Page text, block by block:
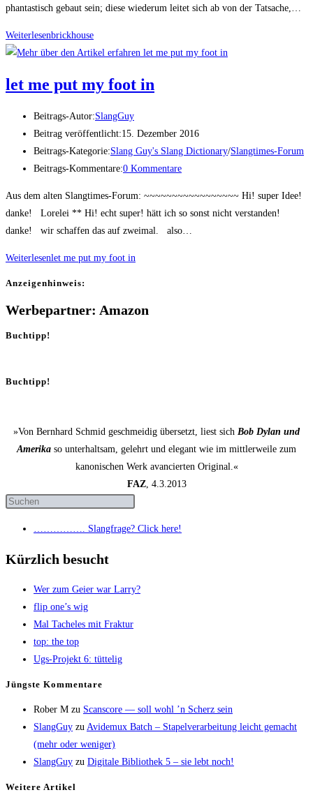
phantastisch gebaut sein; diese wiederum leitet sich ab von der Tatsache,…
Weiterlesenbrick­house
let me put my foot in
Beitrags-Autor:SlangGuy
Beitrag veröffentlicht:15. Dezember 2016
Beitrags-Kategorie:Slang Guy's Slang Dictionary/Slangtimes-Forum
Beitrags-Kommentare:0 Kommentare
Aus dem alten Slangtimes-Forum: ~~~~~~~~~~~~~~~~~ Hi! super Idee!
danke! Lorelei ** Hi! echt super! hätt ich so sonst nicht verstanden!
danke! wir schaffen das auf zweimal. also…
Weiterlesenlet me put my foot in
Anzei­gen­hin­weis:
Werbepartner: Amazon
Buchtipp!
Buchtipp!
»Von Bernhard Schmid geschmeidig übersetzt, liest sich Bob Dylan und
Amerika so unterhaltsam, gelehrt und elegant wie im mittlerweile zum
kanonischen Werk avancierten Original.«
FAZ, 4.3.2013
……………. Slang­fra­ge? Click here!
Kürzlich besucht
Wer zum Gei­er war Larry?
flip one’s wig
Mal Tache­les mit Fraktur
top: the top
Ugs-Pro­jekt 6: tüttelig
Jüngs­te Kommentare
Rober M zu Scans­core — soll wohl ’n Scherz sein
SlangGuy zu Avi­de­mux Batch – Sta­pel­ver­ar­bei­tung leicht gemacht
(mehr oder weniger)
SlangGuy zu Digi­ta­le Biblio­thek 5 – sie lebt noch!
Wei­te­re Artikel